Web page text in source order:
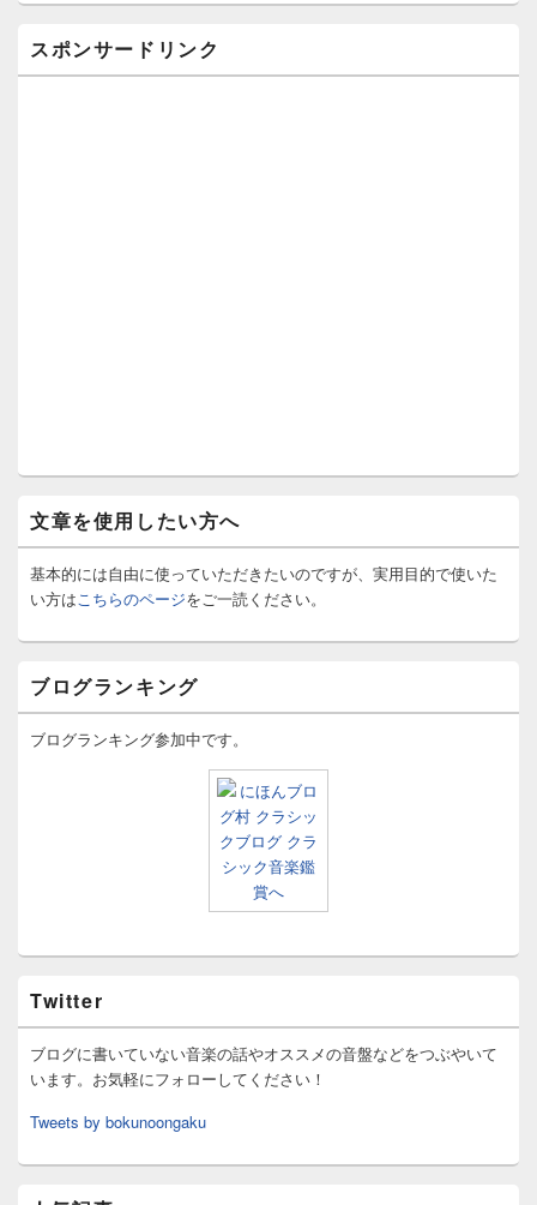
スポンサードリンク
文章を使用したい方へ
基本的には自由に使っていただきたいのですが、実用目的で使いた
い方はこちらのページをご一読ください。
ブログランキング
ブログランキング参加中です。
Twitter
ブログに書いていない音楽の話やオススメの音盤などをつぶやいて
います。お気軽にフォローしてください！
Tweets by bokunoongaku